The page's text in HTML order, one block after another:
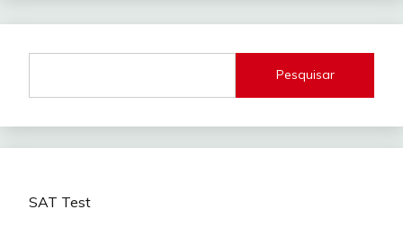
Pesquisar
SAT Test